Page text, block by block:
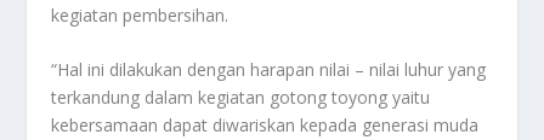
kegiatan pembersihan.
“Hal ini dilakukan dengan harapan nilai – nilai luhur yang
terkandung dalam kegiatan gotong toyong yaitu
kebersamaan dapat diwariskan kepada generasi muda